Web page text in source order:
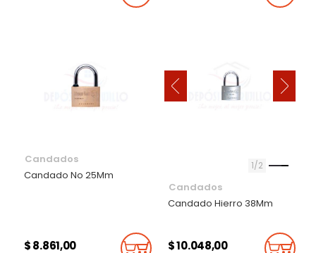
Candados
Candado No 25Mm
$ 8.861,00
‹ ›
1 2
Candados
Candado Hierro 38Mm
$ 10.048,00